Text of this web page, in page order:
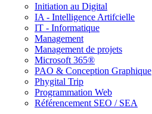
Initiation au Digital
IA - Intelligence Artifcielle
IT - Informatique
Management
Management de projets
Microsoft 365®
PAO & Conception Graphique
Phygital Trip
Programmation Web
Référencement SEO / SEA